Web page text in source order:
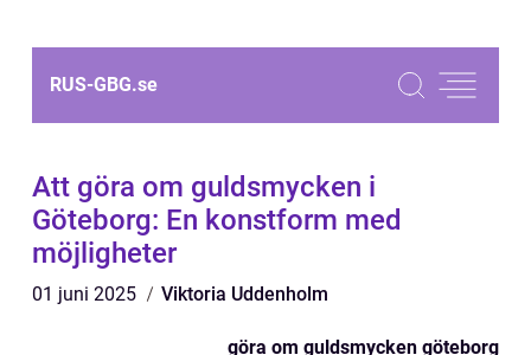
RUS-GBG.se
Att göra om guldsmycken i
Göteborg: En konstform med
möjligheter
01 juni 2025 Viktoria Uddenholm
göra om guldsmycken göteborg